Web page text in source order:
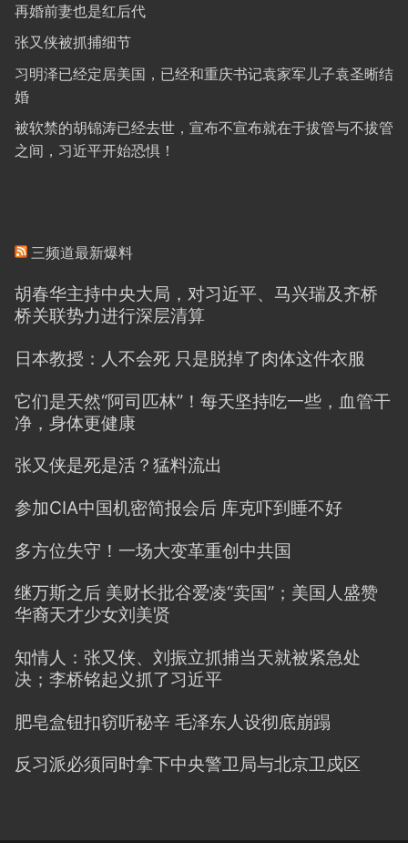
再婚前妻也是红后代
张又侠被抓捕细节
习明泽已经定居美国，已经和重庆书记袁家军儿子袁圣晰结
婚
被软禁的胡锦涛已经去世，宣布不宣布就在于拔管与不拔管
之间，习近平开始恐惧！
三频道最新爆料
胡春华主持中央大局，对习近平、马兴瑞及齐桥
桥关联势力进行深层清算
日本教授：人不会死 只是脱掉了肉体这件衣服
它们是天然“阿司匹林”！每天坚持吃一些，血管干
净，身体更健康
张又侠是死是活？猛料流出
参加CIA中国机密简报会后 库克吓到睡不好
多方位失守！一场大变革重创中共国
继万斯之后 美财长批谷爱凌“卖国”；美国人盛赞
华裔天才少女刘美贤
知情人：张又侠、刘振立抓捕当天就被紧急处
决；李桥铭起义抓了习近平
肥皂盒钮扣窃听秘辛 毛泽东人设彻底崩蹋
反习派必须同时拿下中央警卫局与北京卫戍区